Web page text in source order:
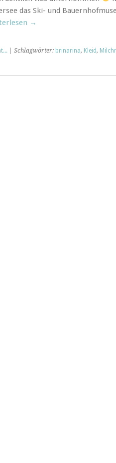
das Ski- und
→
| Schlagwörter: brinarina, Kleid,